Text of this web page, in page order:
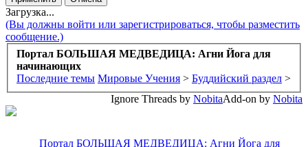
Загрузка...
(Вы должны войти или зарегистрироваться, чтобы разместить
сообщение.)
Портал БОЛЬШАЯ МЕДВЕДИЦА: Агни Йога для
начинающих
Последние темы Мировые Учения > Буддийский раздел >
Add-on by Nobita
Ignore Threads by Nobita